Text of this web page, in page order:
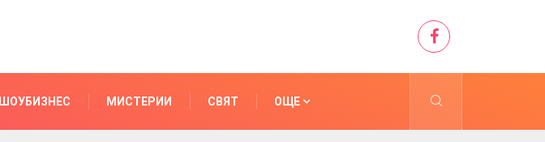
ШОУБИЗНЕС МИСТЕРИИ СВЯТ ОЩЕ